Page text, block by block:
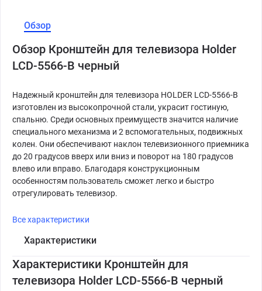
Обзор
Обзор Кронштейн для телевизора Holder
LCD-5566-B черный
Надежный кронштейн для телевизора HOLDER LCD-5566-B
изготовлен из высокопрочной стали, украсит гостиную,
спальню. Среди основных преимуществ значится наличие
специального механизма и 2 вспомогательных, подвижных
колен. Они обеспечивают наклон телевизионного приемника
до 20 градусов вверх или вниз и поворот на 180 градусов
влево или вправо. Благодаря конструкционным
особенностям пользователь сможет легко и быстро
отрегулировать телевизор.
Все характеристики
Характеристики
Характеристики Кронштейн для
телевизора Holder LCD-5566-B черный